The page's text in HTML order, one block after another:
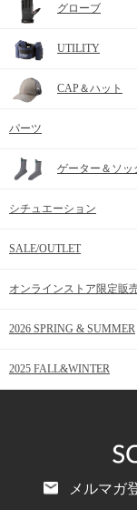
グローブ
UTILITY
CAP＆ハット
パーツ
ゲーター＆ソッ
シチュエーション
SALE/OUTLET
オンラインストア限定販
2026 SPRING & SUMMER
2025 FALL&WINTER
メルマガ